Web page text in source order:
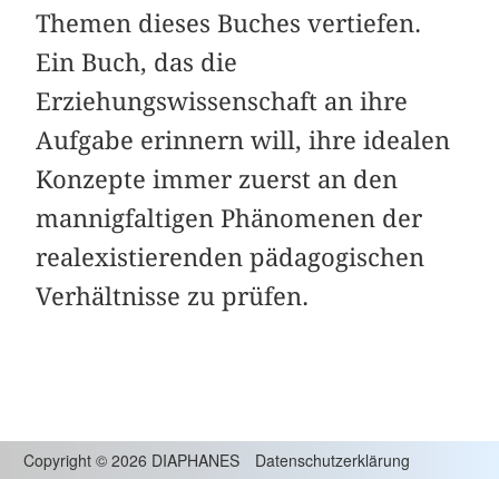
Themen dieses Buches vertiefen.
Ein Buch, das die
Erziehungswissenschaft an ihre
Aufgabe erinnern will, ihre idealen
Konzepte immer zuerst an den
mannigfaltigen Phänomenen der
real­existierenden pädagogischen
Verhältnisse zu prüfen.
Copyright © 2026 DIAPHANES Datenschutzerklärung